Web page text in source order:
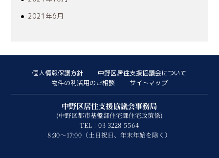
2021年6月
個人情報保護方針
中野区居住支援協議会について
物件の利活用のご相談
サイトマップ
中野区居住支援協議会事務局
(中野区都市基盤部住宅課住宅政策係)
TEL：03-3228-5564
8:30～17:00（土日祝日、年末年始を除く）